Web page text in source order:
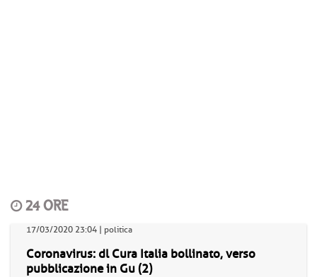
24 ORE
17/03/2020 23:04 | politica
Coronavirus: dl Cura Italia bollinato, verso
pubblicazione in Gu (2)